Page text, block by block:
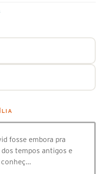
fosse embora pra
tempos antigos e
conheç…